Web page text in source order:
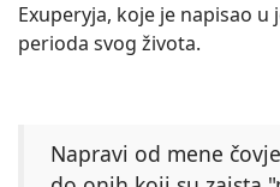
Exuperyja, koje je napisao
perioda svog života.
Napravi od mene